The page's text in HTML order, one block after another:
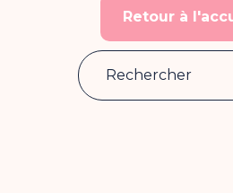
Retour à